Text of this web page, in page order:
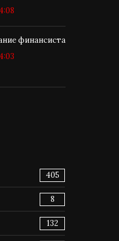
финансиста
405
8
132